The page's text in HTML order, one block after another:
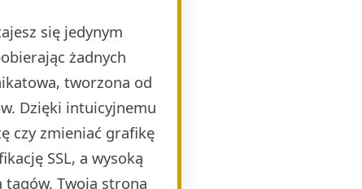
się jedynym
żadnych
tworzona od
Dzięki intuicyjnemu
czy zmieniać grafikę
SSL, a wysoką
tagów. Twoja strona